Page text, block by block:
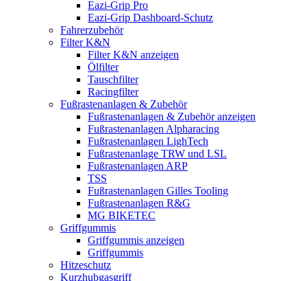
Eazi-Grip Pro
Eazi-Grip Dashboard-Schutz
Fahrerzubehör
Filter K&N
Filter K&N anzeigen
Ölfilter
Tauschfilter
Racingfilter
Fußrastenanlagen & Zubehör
Fußrastenanlagen & Zubehör anzeigen
Fußrastenanlagen Alpharacing
Fußrastenanlagen LighTech
Fußrastenanlage TRW und LSL
Fußrastenanlagen ARP
TSS
Fußrastenanlagen Gilles Tooling
Fußrastenanlagen R&G
MG BIKETEC
Griffgummis
Griffgummis anzeigen
Griffgummis
Hitzeschutz
Kurzhubgasgriff